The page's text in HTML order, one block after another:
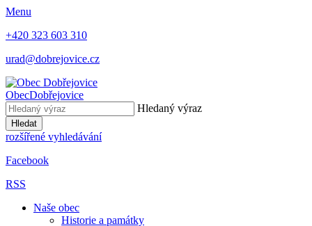
Menu
+420 323 603 310
urad@dobrejovice.cz
ObecDobřejovice
Hledaný výraz
Hledat
rozšířené vyhledávání
Facebook
RSS
Naše obec
Historie a památky